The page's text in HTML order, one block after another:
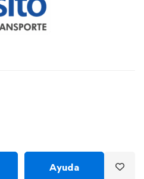
Ayuda